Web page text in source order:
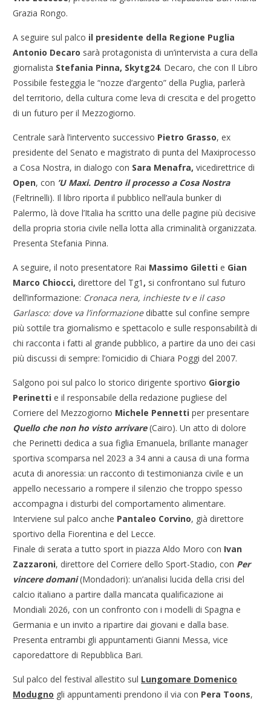
Grazia Rongo.
A seguire sul palco il presidente della Regione Puglia
Antonio Decaro sarà protagonista di un’intervista a cura della
giornalista Stefania Pinna, Skytg24. Decaro, che con Il Libro
Possibile festeggia le “nozze d’argento” della Puglia, parlerà
del territorio, della cultura come leva di crescita e del progetto
di un futuro per il Mezzogiorno.
Centrale sarà l’intervento successivo Pietro Grasso, ex
presidente del Senato e magistrato di punta del Maxiprocesso
a Cosa Nostra, in dialogo con Sara Menafra, vicedirettrice di
Open, con ’U Maxi. Dentro il processo a Cosa Nostra
(Feltrinelli). Il libro riporta il pubblico nell’aula bunker di
Palermo, là dove l’Italia ha scritto una delle pagine più decisive
della propria storia civile nella lotta alla criminalità organizzata.
Presenta Stefania Pinna.
A seguire, il noto presentatore Rai Massimo Giletti e Gian
Marco Chiocci, direttore del Tg1 , si confrontano sul futuro
dell’informazione: Cronaca nera, inchieste tv e il caso
Garlasco: dove va l’informazionedibatte sul confine sempre
più sottile tra giornalismo e spettacolo e sulle responsabilità di
chi racconta i fatti al grande pubblico, a partire da uno dei casi
più discussi di sempre: l’omicidio di Chiara Poggi del 2007.
Salgono poi sul palco lo storico dirigente sportivo Giorgio
Perinetti e il responsabile della redazione pugliese del
Corriere del Mezzogiorno Michele Pennetti per presentare
Quello che non ho visto arrivare(Cairo). Un atto di dolore
che Perinetti dedica a sua figlia Emanuela, brillante manager
sportiva scomparsa nel 2023 a 34 anni a causa di una forma
acuta di anoressia: un racconto di testimonianza civile e un
appello necessario a rompere il silenzio che troppo spesso
accompagna i disturbi del comportamento alimentare.
Interviene sul palco anche Pantaleo Corvino, già direttore
sportivo della Fiorentina e del Lecce.
Finale di serata a tutto sport in piazza Aldo Moro con Ivan
Zazzaroni, direttore del Corriere dello Sport-Stadio, con Per
vincere domani(Mondadori): un’analisi lucida della crisi del
calcio italiano a partire dalla mancata qualificazione ai
Mondiali 2026, con un confronto con i modelli di Spagna e
Germania e un invito a ripartire dai giovani e dalla base.
Presenta entrambi gli appuntamenti Gianni Messa, vice
caporedattore di Repubblica Bari.
Sul palco del festival allestito sul Lungomare Domenico
Modugno gli appuntamenti prendono il via con Pera Toons,